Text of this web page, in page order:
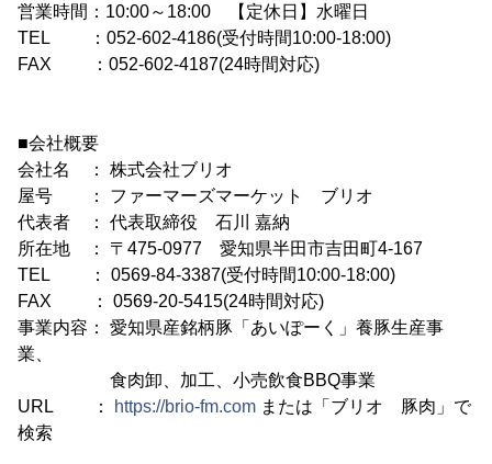
営業時間：10:00～18:00 【定休日】水曜日
TEL ：052-602-4186(受付時間10:00-18:00)
FAX ：052-602-4187(24時間対応)
■会社概要
会社名 ： 株式会社ブリオ
屋号 ： ファーマーズマーケット ブリオ
代表者 ： 代表取締役 石川 嘉納
所在地 ： 〒475-0977 愛知県半田市吉田町4-167
TEL ： 0569-84-3387(受付時間10:00-18:00)
FAX ： 0569-20-5415(24時間対応)
事業内容： 愛知県産銘柄豚「あいぽーく」養豚生産事
業、
食肉卸、加工、小売飲食BBQ事業
URL ：
https://brio-fm.com または「ブリオ 豚肉」で
検索